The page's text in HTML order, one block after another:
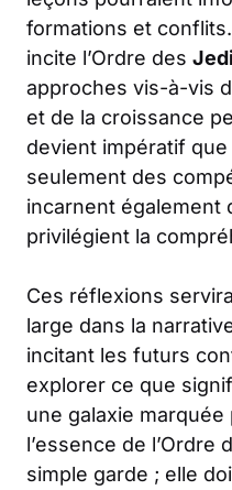
formations et
incite l’Ordre des Jedi
approches vis-à-vis
et de la croissance
devient impératif que
seulement des
incarnent également
privilégient la
Ces réflexions
large dans la
incitant les futurs
explorer ce que
une galaxie
l’essence de l’Ordre
simple garde ; elle